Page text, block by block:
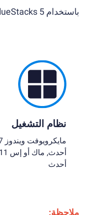
باستخدام BlueStacks 5 ، يمكنك البدء على جهاز كمبيوتر يفي بالمتطلبات التالية.
نظام التشغيل
أحدث
ملاحظة: